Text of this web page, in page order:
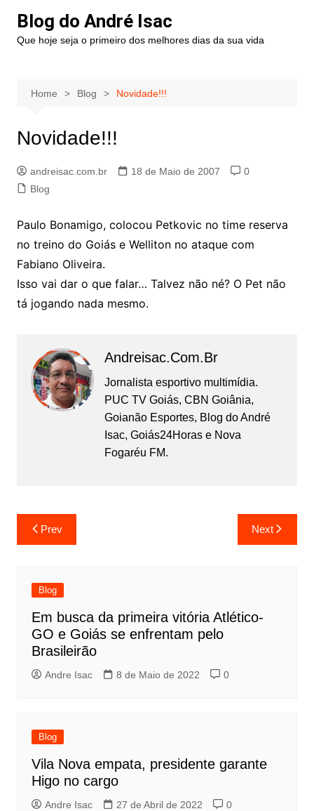
Blog do André Isac
Que hoje seja o primeiro dos melhores dias da sua vida
Home Blog Novidade!!!
Novidade!!!
andreisac.com.br 18 de Maio de 2007
0
Blog
Paulo Bonamigo, colocou Petkovic no time reserva
no treino do Goiás e Welliton no ataque com
Fabiano Oliveira.
Isso vai dar o que falar… Talvez não né? O Pet não
tá jogando nada mesmo.
Andreisac.com.br
Jornalista esportivo multimídia.
PUC TV Goiás, CBN Goiânia,
Goianão Esportes, Blog do André
Isac, Goiás24Horas e Nova
Fogaréu FM.
Prev Next
Blog
Em busca da primeira vitória Atlético-
GO e Goiás se enfrentam pelo
Brasileirão
Andre Isac 8 de Maio de 2022 0
Blog
Vila Nova empata, presidente garante
Higo no cargo
Andre Isac 27 de Abril de 2022 0